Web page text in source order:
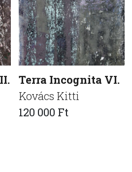
Terra Incognita VI.
Kovács Kitti
120 000 Ft